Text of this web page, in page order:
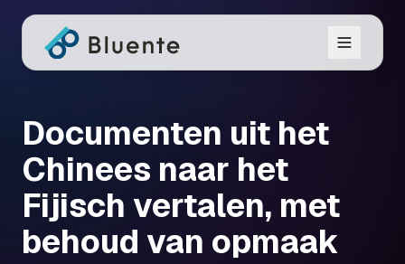
Documenten uit het
Chinees naar het
Fijisch vertalen, met
behoud van opmaak